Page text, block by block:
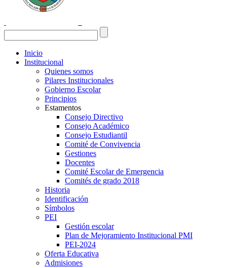
Inicio
Institucional
Quienes somos
Pilares Institucionales
Gobierno Escolar
Principios
Estamentos
Consejo Directivo
Consejo Académico
Consejo Estudiantil
Comité de Convivencia
Gestiones
Docentes
Comité Escolar de Emergencia
Comités de grado 2018
Historia
Identificación
Símbolos
PEI
Gestión escolar
Plan de Mejoramiento Institucional PMI
PEI-2024
Oferta Educativa
Admisiones